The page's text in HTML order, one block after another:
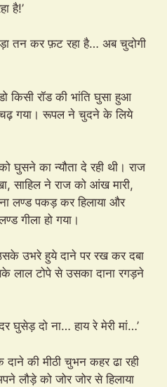
है!’
तन कर फ़ट रहा है… अब चुदोगी
किसी रॉड की भांति घुसा हुआ
गया। रूपल ने चुदने के लिये
घुसने का न्यौता दे रही थी। राज
साहिल ने राज को आंख मारी,
लण्ड पकड़ कर हिलाया और
गीला हो गया।
उभरे हुये दाने पर रख कर दबा
लाल टोपे से उसका दाना रगड़ने
घुसेड़ दो ना… हाय रे मेरी मां…’
की मीठी चुभन कहर ढा रही
लौड़े को जोर जोर से हिलाया